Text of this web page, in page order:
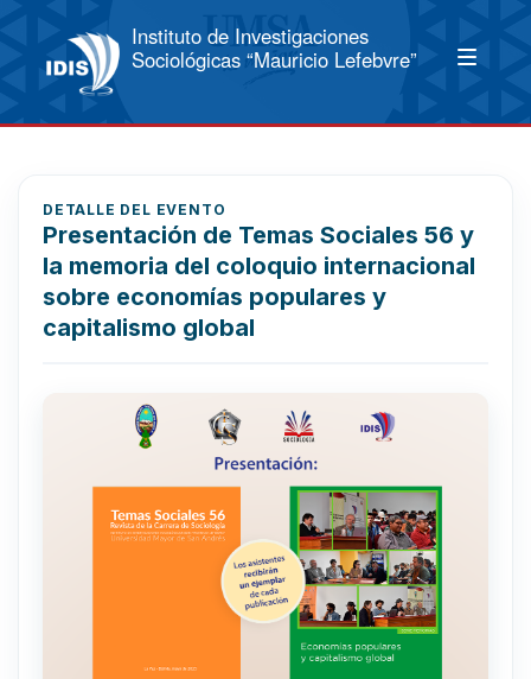
Instituto de Investigaciones
Sociológicas “Mauricio Lefebvre”
DETALLE DEL EVENTO
Presentación de Temas Sociales 56 y
la memoria del coloquio internacional
sobre economías populares y
capitalismo global